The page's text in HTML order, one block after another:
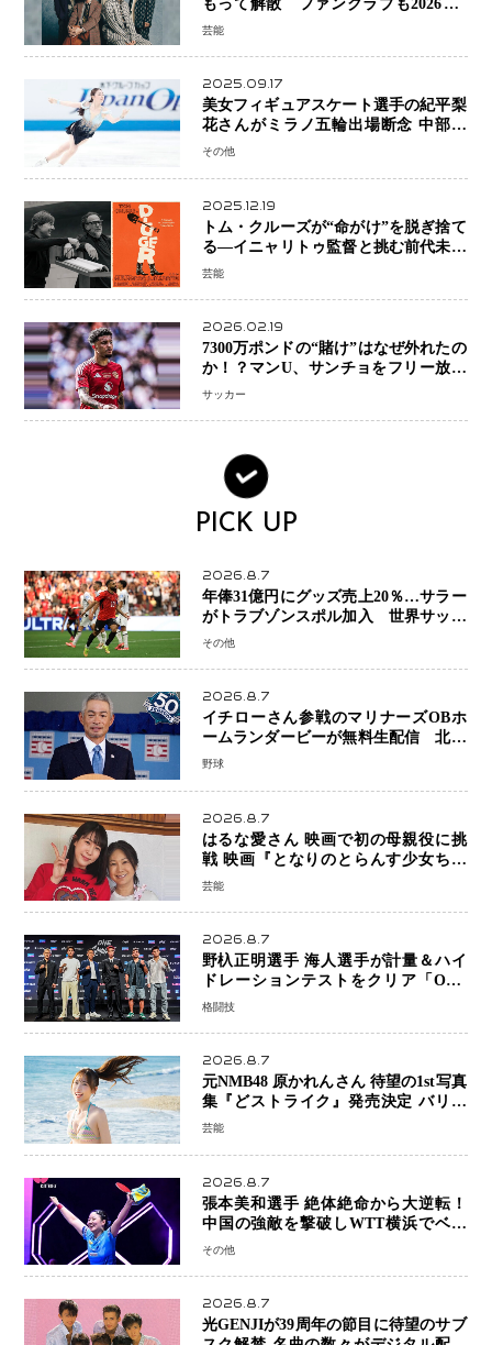
もって解散 ファンクラブも2026年5
月末で活動終了
芸能
2025.09.17
美女フィギュアスケート選手の紀平梨
花さんがミラノ五輪出場断念 中部選
手権欠場を発表「安全最優先の判断」
その他
2025.12.19
トム・クルーズが“命がけ”を脱ぎ捨て
る―イニャリトゥ監督と挑む前代未聞
の大惨事コメディ「DIGGER ディガ
芸能
2026.02.19
7300万ポンドの“賭け”はなぜ外れたの
か！？マンU、サンチョをフリー放出
へ・・・補強戦略の転換点に
サッカー
PICK UP
2026.8.7
年俸31億円にグッズ売上20％…サラー
がトラブゾンスポル加入 世界サッカ
ーは「五大リーグ一強」から新時代へ
その他
2026.8.7
イチローさん参戦のマリナーズOBホ
ームランダービーが無料生配信 北米
ならではの“魅せる興行”に世界が注目
野球
2026.8.7
はるな愛さん 映画で初の母親役に挑
戦 映画『となりのとらんす少女ちゃ
ん』11月7日公開 未来の自分との対話
芸能
2026.8.7
野杁正明選手 海人選手が計量＆ハイ
ドレーションテストをクリア「ONE
SAMURAI 2」決戦へ万全の準備整う
格闘技
2026.8.7
元NMB48 原かれんさん 待望の1st写真
集『どストライク』発売決定 バリで
魅せる25歳の新境地
芸能
2026.8.7
張本美和選手 絶体絶命から大逆転！
中国の強敵を撃破しWTT横浜でベス
ト8進出
その他
2026.8.7
光GENJIが39周年の節目に待望のサブ